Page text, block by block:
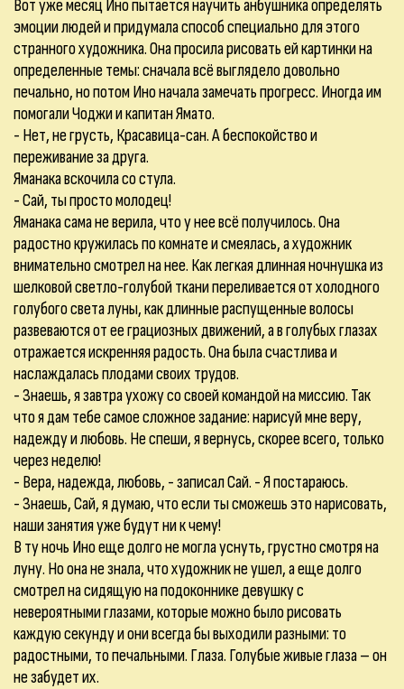
Вот уже месяц Ино пытается научить анбушника определять
эмоции людей и придумала способ специально для этого
странного художника. Она просила рисовать ей картинки на
определенные темы: сначала всё выглядело довольно
печально, но потом Ино начала замечать прогресс. Иногда им
помогали Чоджи и капитан Ямато.
- Нет, не грусть, Красавица-сан. А беспокойство и
переживание за друга.
Яманака вскочила со стула.
- Сай, ты просто молодец!
Яманака сама не верила, что у нее всё получилось. Она
радостно кружилась по комнате и смеялась, а художник
внимательно смотрел на нее. Как легкая длинная ночнушка из
шелковой светло-голубой ткани переливается от холодного
голубого света луны, как длинные распущенные волосы
развеваются от ее грациозных движений, а в голубых глазах
отражается искренняя радость. Она была счастлива и
наслаждалась плодами своих трудов.
- Знаешь, я завтра ухожу со своей командой на миссию. Так
что я дам тебе самое сложное задание: нарисуй мне веру,
надежду и любовь. Не спеши, я вернусь, скорее всего, только
через неделю!
- Вера, надежда, любовь, - записал Сай. - Я постараюсь.
- Знаешь, Сай, я думаю, что если ты сможешь это нарисовать,
наши занятия уже будут ни к чему!
В ту ночь Ино еще долго не могла уснуть, грустно смотря на
луну. Но она не знала, что художник не ушел, а еще долго
смотрел на сидящую на подоконнике девушку с
невероятными глазами, которые можно было рисовать
каждую секунду и они всегда бы выходили разными: то
радостными, то печальными. Глаза. Голубые живые глаза – он
не забудет их.